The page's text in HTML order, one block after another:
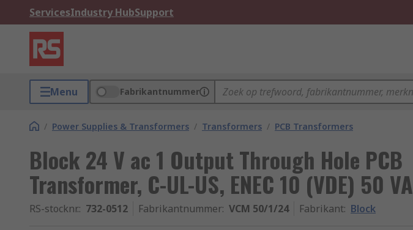
ServicesIndustry HubSupport
Menu Fabrikantnummer
/ Power Supplies & Transformers / Transformers / PCB Transformers
Block 24 V ac 1 Output Through Hole PCB
Transformer, C-UL-US, ENEC 10 (VDE) 50 VA
RS-stocknr.: 732-0512 Fabrikantnummer: VCM 50/1/24 Fabrikant: Block